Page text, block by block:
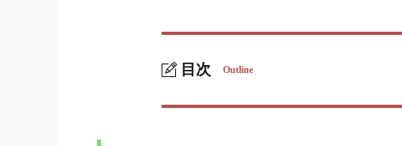
目次 Outline